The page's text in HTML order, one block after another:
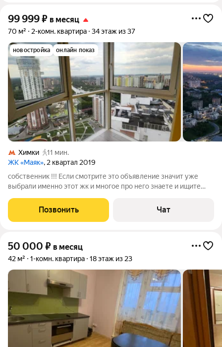
99 999₽ в месяц
70 м² 2-комн. квартира 34 этаж из 37
новостройка онлайн показ
Химки
11 мин.
ЖК «Маяк», 2 квартал 2019
собственник !!! Если смотрите это объявление значит уже
выбрали именно этот жк и многое про него знаете и ищите
каждый день, то вы ее нашли . Квартира новая, только
закончили ремонт. Сдается на
Позвонить Чат
50 000 ₽ в месяц
42 м² 1-комн. квартира 18 этаж из 23